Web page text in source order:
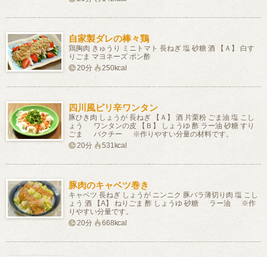
自家製ダレの棒々鶏
鶏胸肉 きゅうり ミニトマト 長ねぎ 塩 砂糖 酒 【Ａ】 白す
りごま マヨネーズ ポン酢
20分
250kcal
四川風ピリ辛ワンタン
豚ひき肉 しょうが 長ねぎ 【Ａ】 酒 片栗粉 ごま油 塩 こし
ょう ワンタンの皮 【Ｂ】 しょうゆ 酢 ラー油 砂糖 すり
ごま パクチー ※作りやすい分量の材料です。
20分
531kcal
豚肉のキャベツ巻き
キャベツ 長ねぎ しょうが ニンニク 豚バラ薄切り肉 塩 こし
ょう 酒 【A】 ねりごま 酢 しょうゆ 砂糖 ラー油 ※作
りやすい分量です。
20分
668kcal